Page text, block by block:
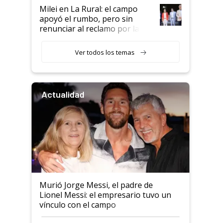
Milei en La Rural: el campo
apoyó el rumbo, pero sin
renunciar al reclamo por las
Ver todos los temas
Actualidad
Murió Jorge Messi, el padre de
Lionel Messi: el empresario tuvo un
vínculo con el campo